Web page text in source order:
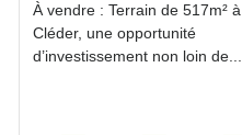
À vendre : Terrain de 517m² à
Cléder, une opportunité
d’investissement non loin de...